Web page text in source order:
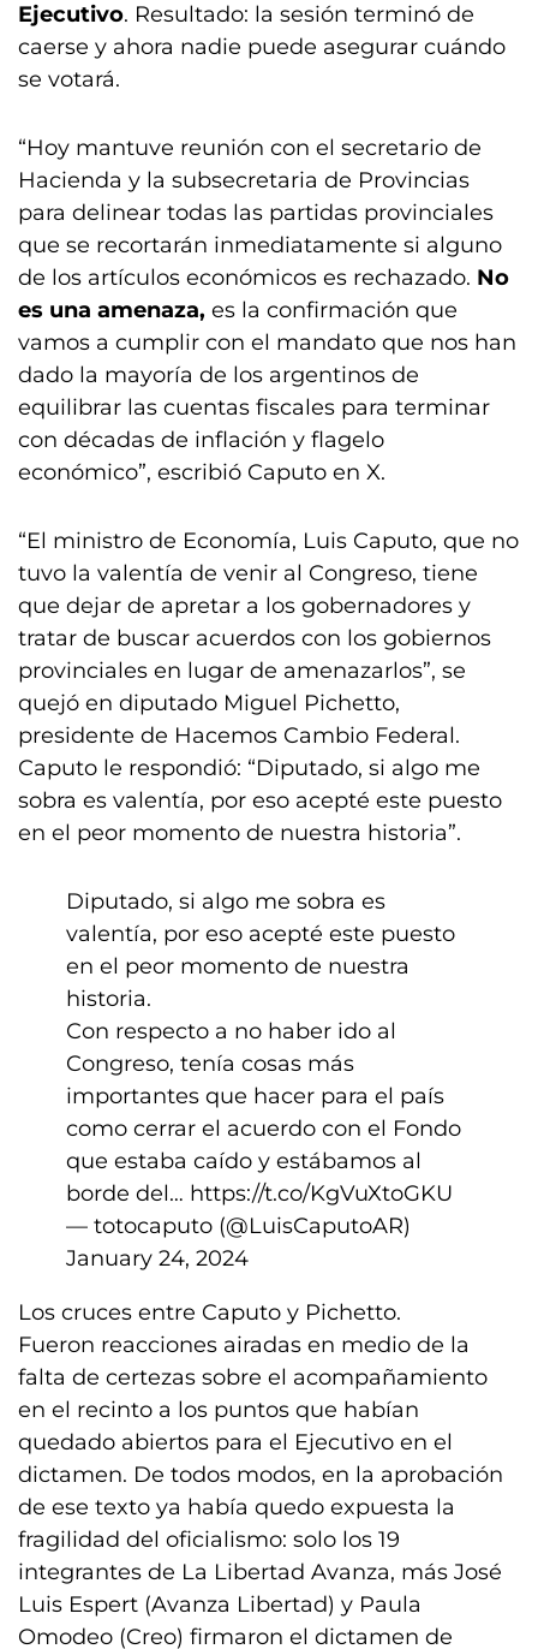
Ejecutivo. Resultado: la sesión terminó de
caerse y ahora nadie puede asegurar cuándo
se votará.
“Hoy mantuve reunión con el secretario de
Hacienda y la subsecretaria de Provincias
para delinear todas las partidas provinciales
que se recortarán inmediatamente si alguno
de los artículos económicos es rechazado. No
es una amenaza, es la confirmación que
vamos a cumplir con el mandato que nos han
dado la mayoría de los argentinos de
equilibrar las cuentas fiscales para terminar
con décadas de inflación y flagelo
económico”, escribió Caputo en X.
“El ministro de Economía, Luis Caputo, que no
tuvo la valentía de venir al Congreso, tiene
que dejar de apretar a los gobernadores y
tratar de buscar acuerdos con los gobiernos
provinciales en lugar de amenazarlos”, se
quejó en diputado Miguel Pichetto,
presidente de Hacemos Cambio Federal.
Caputo le respondió: “Diputado, si algo me
sobra es valentía, por eso acepté este puesto
en el peor momento de nuestra historia”.
Diputado, si algo me sobra es
valentía, por eso acepté este puesto
en el peor momento de nuestra
historia.
Con respecto a no haber ido al
Congreso, tenía cosas más
importantes que hacer para el país
como cerrar el acuerdo con el Fondo
que estaba caído y estábamos al
borde del… https://t.co/KgVuXtoGKU
— totocaputo (@LuisCaputoAR)
January 24, 2024
Los cruces entre Caputo y Pichetto.
Fueron reacciones airadas en medio de la
falta de certezas sobre el acompañamiento
en el recinto a los puntos que habían
quedado abiertos para el Ejecutivo en el
dictamen. De todos modos, en la aprobación
de ese texto ya había quedo expuesta la
fragilidad del oficialismo: solo los 19
integrantes de La Libertad Avanza, más José
Luis Espert (Avanza Libertad) y Paula
Omodeo (Creo) firmaron el dictamen de